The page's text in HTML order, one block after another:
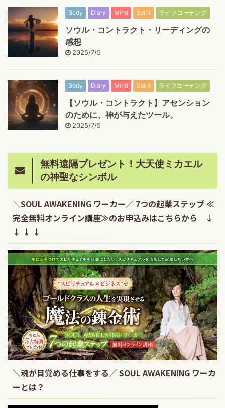
Body Diary Mind Spirit ライフコーチング
ソウル・コントラクト・リーディングの
感想
2025/7/5
Body Diary Mind Spirit ライフコーチング
【ソウル・コントラクト】アセンション
のために、神が与えたツール。
2025/7/5
無料遠隔プレゼント！大天使ミカエル
の神聖なシンボル
＼SOUL AWAKENING ワーカー／ 7つの起業ステップ ≪
完全無料オンライン講座≫のお申込みはこちらから ↓
↓ ↓ ↓
＼魂が目覚める仕事をする／ SOUL AWAKENING ワーカ
ーとは？